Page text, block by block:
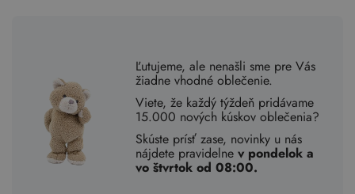
Ľutujeme, ale nenašli sme pre Vás
žiadne vhodné oblečenie.
Viete, že každý týždeň pridávame
15.000 nových kúskov oblečenia?
Skúste prísť zase, novinky u nás
nájdete pravidelnev pondelok a
vo štvrtok od 08:00.